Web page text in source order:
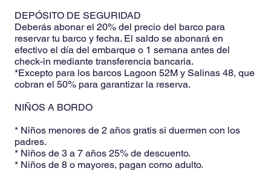
DEPÓSITO DE SEGURIDAD
Deberás abonar el 20% del precio del barco para
reservar tu barco y fecha. El saldo se abonará en
efectivo el día del embarque o 1 semana antes del
check-in mediante transferencia bancaria.
*Excepto para los barcos Lagoon 52M y Salinas 48, que
cobran el 50% para garantizar la reserva.
NIÑOS A BORDO
* Niños menores de 2 años gratis si duermen con los
padres.
* Niños de 3 a 7 años 25% de descuento.
* Niños de 8 o mayores, pagan como adulto.